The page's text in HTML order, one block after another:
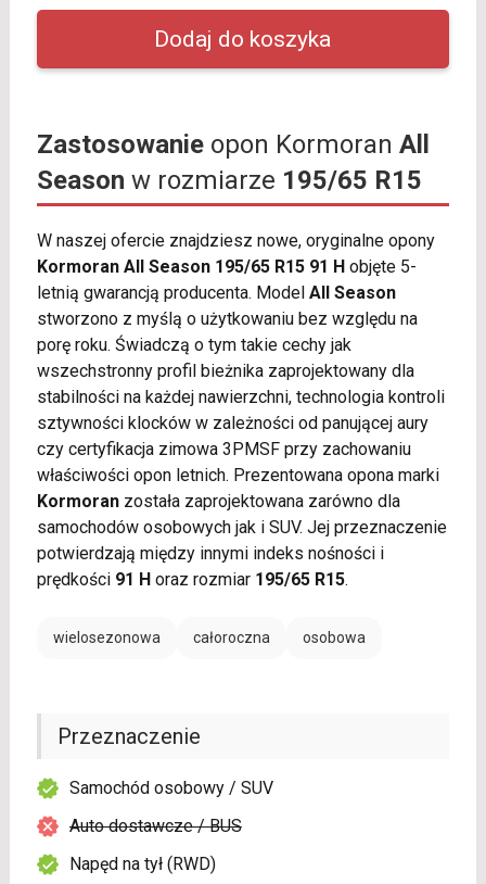
Zastosowanieopon Kormoran All
Season w rozmiarze 195/65 R15
W naszej ofercie znajdziesz nowe, oryginalne opony
Kormoran All Season 195/65 R15 91 Hobjęte 5-
letnią gwarancją producenta. Model All Season
stworzono z myślą o użytkowaniu bez względu na
porę roku. Świadczą o tym takie cechy jak
wszechstronny profil bieżnika zaprojektowany dla
stabilności na każdej nawierzchni, technologia kontroli
sztywności klocków w zależności od panującej aury
czy certyfikacja zimowa 3PMSF przy zachowaniu
właściwości opon letnich. Prezentowana opona marki
Kormoranzostała zaprojektowana zarówno dla
samochodów osobowych jak i SUV. Jej przeznaczenie
potwierdzają między innymi indeks nośności i
prędkości 91 Horaz rozmiar 195/65 R15.
wielosezonowa całoroczna osobowa
Przeznaczenie
Samochód osobowy / SUV
Auto dostawcze / BUS
Napęd na tył (RWD)